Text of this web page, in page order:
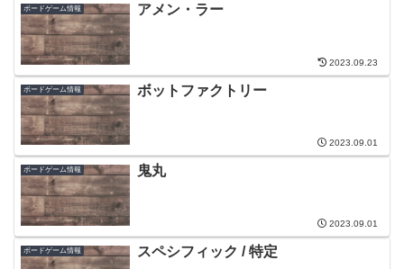
ボードゲーム情報 アメン・ラー
2023.09.23
ボードゲーム情報 ボットファクトリー
2023.09.01
ボードゲーム情報 鬼丸
2023.09.01
ボードゲーム情報 スペシフィック / 特定